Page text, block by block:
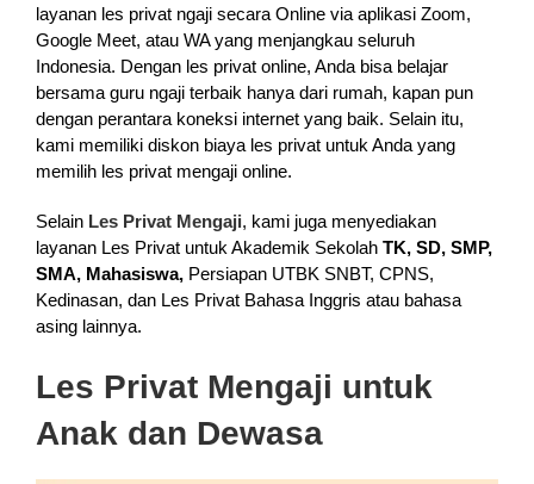
layanan les privat ngaji secara Online via aplikasi Zoom,
Google Meet, atau WA yang menjangkau seluruh
Indonesia. Dengan les privat online, Anda bisa belajar
bersama guru ngaji terbaik hanya dari rumah, kapan pun
dengan perantara koneksi internet yang baik. Selain itu,
kami memiliki diskon biaya les privat untuk Anda yang
memilih les privat mengaji online.
Selain Les Privat Mengaji, kami juga menyediakan
layanan Les Privat untuk Akademik Sekolah TK, SD, SMP,
SMA, Mahasiswa,Persiapan UTBK SNBT, CPNS,
Kedinasan, dan Les Privat Bahasa Inggris atau bahasa
asing lainnya.
Les Privat Mengaji untuk
Anak dan Dewasa